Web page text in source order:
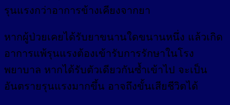
รุนแรงกว่าอาการข้างเคียงจากยา
หากผู้ป่วยเคยได้รับยาขนานใดขนานหนึ่ง แล้วเกิด
อาการแพ้รุนแรงต้องเข้ารับการรักษาในโรง
พยาบาล หากได้รับตัวเดียวกันซ้ำเข้าไป จะเป็น
อันตรายรุนแรงมากขึ้น อาจถึงขั้นเสียชีวิตได้